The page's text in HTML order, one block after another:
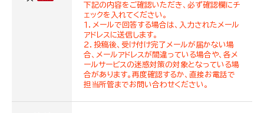
下記の内容をご確認いただき、必ず確認欄にチ
ェックを入れてください。
１．メールで回答する場合は、入力されたメール
アドレスに送信します。
２．投稿後、受け付け完了メールが届かない場
合、メールアドレスが間違っている場合や、各メ
ールサービスの迷惑対策の対象となっている場
合があります。再度確認するか、直接お電話で
担当所管までお問い合わせください。